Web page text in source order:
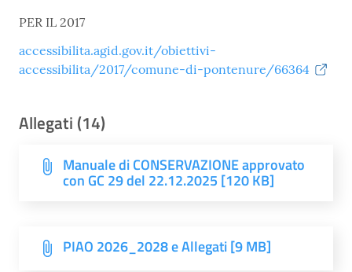
PER IL 2017
accessibilita.agid.gov.it/obiettivi-
accessibilita/2017/comune-di-pontenure/66364
Allegati (14)
Manuale di CONSERVAZIONE approvato
con GC 29 del 22.12.2025 [120 KB]
PIAO 2026_2028 e Allegati [9 MB]